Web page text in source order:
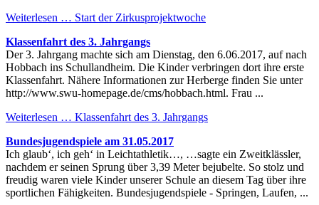
Weiterlesen … Start der Zirkusprojektwoche
Klassenfahrt des 3. Jahrgangs
Der 3. Jahrgang machte sich am Dienstag, den 6.06.2017, auf nach
Hobbach ins Schullandheim. Die Kinder verbringen dort ihre erste
Klassenfahrt. Nähere Informationen zur Herberge finden Sie unter
http://www.swu-homepage.de/cms/hobbach.html. Frau ...
Weiterlesen … Klassenfahrt des 3. Jahrgangs
Bundesjugendspiele am 31.05.2017
Ich glaub‘, ich geh‘ in Leichtathletik…, …sagte ein Zweitklässler,
nachdem er seinen Sprung über 3,39 Meter bejubelte. So stolz und
freudig waren viele Kinder unserer Schule an diesem Tag über ihre
sportlichen Fähigkeiten. Bundesjugendspiele - Springen, Laufen, ...